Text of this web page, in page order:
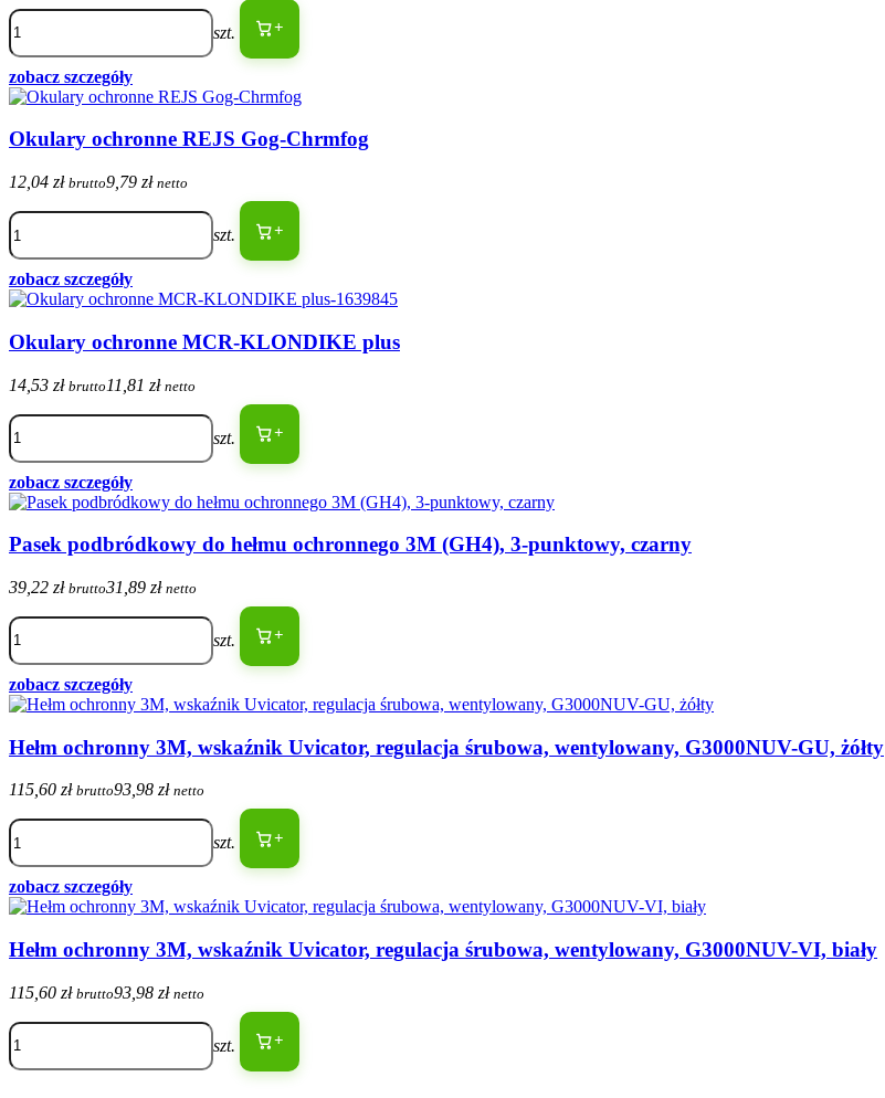
szt. +
zobacz szczegóły
Okulary ochronne REJS Gog-Chrmfog
12,04 zł brutto9,79 zł netto
szt. +
zobacz szczegóły
Okulary ochronne MCR-KLONDIKE plus
14,53 zł brutto 11,81 zł netto
szt. +
zobacz szczegóły
Pasek podbródkowy do hełmu ochronnego 3M (GH4), 3-punktowy, czarny
39,22 zł brutto31,89 zł netto
szt. +
zobacz szczegóły
Hełm ochronny 3M, wskaźnik Uvicator, regulacja śrubowa, wentylowany, G3000NUV-GU, żółty
115,60 zł brutto93,98 zł netto
szt. +
zobacz szczegóły
Hełm ochronny 3M, wskaźnik Uvicator, regulacja śrubowa, wentylowany, G3000NUV-VI, biały
115,60 zł brutto93,98 zł netto
szt. +